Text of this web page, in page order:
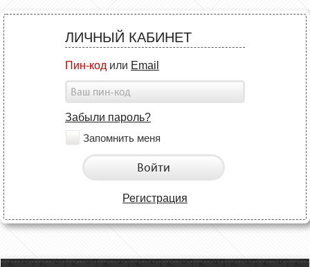
ЛИЧНЫЙ КАБИНЕТ
Пин-код или Email
Забыли пароль?
Запомнить меня
Войти
Регистрация